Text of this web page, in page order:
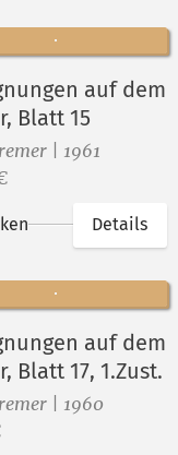
auf dem
Blatt 15
| 1961
Details
auf dem
Blatt 17, 1.Zust.
| 1960